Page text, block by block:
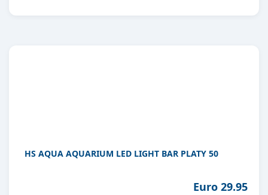
HS AQUA AQUARIUM LED LIGHT BAR PLATY 50
Euro 29.95